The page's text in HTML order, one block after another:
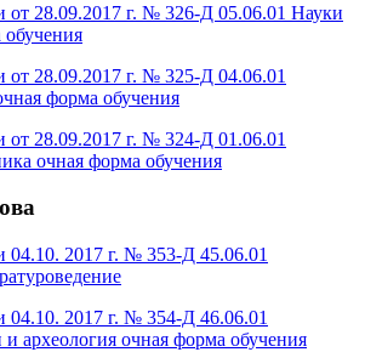
от 28.09.2017 г. № 326-Д 05.06.01 Науки
обучения
от 28.09.2017 г. № 325-Д 04.06.01
форма обучения
от 28.09.2017 г. № 324-Д 01.06.01
очная форма обучения
04.10. 2017 г. № 353-Д 45.06.01
04.10. 2017 г. № 354-Д 46.06.01
археология очная форма обучения